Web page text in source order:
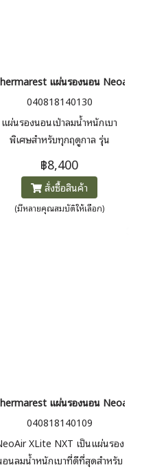
20(-6C) Sleeping Bag
แผ่นรองนอน Neoair
040818140130
แผ่นรองนอนเป่าลมน้ำหนักเบา
พิเศษสำหรับทุกฤดูกาล รุ่น
เหมาะสำหรับสภาพอากาศตลอดทั้ง
ปี ขนาดความหนา 3 นิ้ว น้ำหนัก
540 กรัม
฿8,400
สั่งซื้อสินค้า
(มีหลายคุณสมบัติให้เลือก)
โฟมพับ
แผ่นรองนอน Neoair
040818140109
XLite NXT เป็นแผ่นรอง
นลมน้ำหนักเบาที่ดีที่สุดสำหรับ